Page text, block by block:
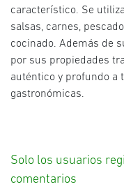
característico. Se
salsas, carnes,
cocinado. Además de
por sus propiedades
auténtico y profundo a
gastronómicas.
Solo los usuarios
comentarios